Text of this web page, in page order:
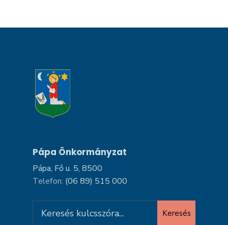
Pápa Önkormányzat
Pápa, Fő u. 5, 8500
Telefon: (06 89) 515 000
for:
Keresés